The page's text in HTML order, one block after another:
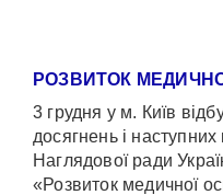
РОЗВИТОК
3 грудня у м. Київ
досягнень і
Наглядової ради
«Розвиток медичної